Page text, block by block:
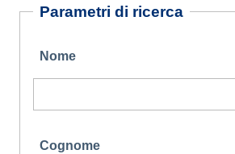
Parametri di ricerca
Nome
Cognome